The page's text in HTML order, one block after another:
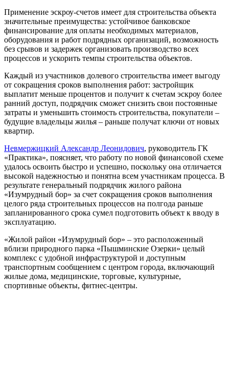
Применение эскроу-счетов имеет для строительства объекта
значительные преимущества: устойчивое банковское
финансирование для оплаты необходимых материалов,
оборудования и работ подрядных организаций, возможность
без срывов и задержек организовать производство всех
процессов и ускорить темпы строительства объектов.
Каждый из участников долевого строительства имеет выгоду
от сокращения сроков выполнения работ: застройщик
выплатит меньше процентов и получит к счетам эскроу более
ранний доступ, подрядчик сможет снизить свои постоянные
затраты и уменьшить стоимость строительства, покупатели –
будущие владельцы жилья – раньше получат ключи от новых
квартир.
Невмержицкий Александр Леонидович, руководитель ГК
«Практика», поясняет, что работу по новой финансовой схеме
удалось освоить быстро и успешно, поскольку она отличается
высокой надежностью и понятна всем участникам процесса. В
результате генеральный подрядчик жилого района
«Изумрудный бор» за счет сокращения сроков выполнения
целого ряда строительных процессов на полгода раньше
запланированного срока сумел подготовить объект к вводу в
эксплуатацию.
«Жилой район «Изумрудный бор» – это расположенный
вблизи природного парка «Пышминские Озерки» целый
комплекс с удобной инфраструктурой и доступным
транспортным сообщением с центром города, включающий
жилые дома, медицинские, торговые, культурные,
спортивные объекты, фитнес-центры.